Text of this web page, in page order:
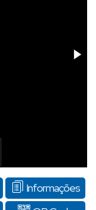
Informações